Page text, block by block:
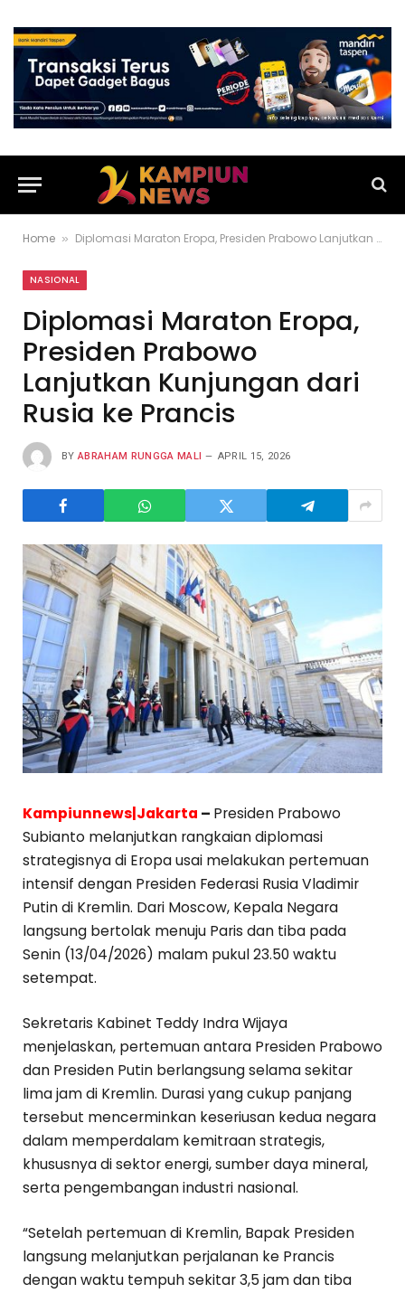
Home » Diplomasi Maraton Eropa, Presiden Prabowo Lanjutkan Kunjungan dari Rusia ke Prancis
NASIONAL
Diplomasi Maraton Eropa,
Presiden Prabowo
Lanjutkan Kunjungan dari
Rusia ke Prancis
BY ABRAHAM RUNGGA MALI APRIL 15, 2026
Kampiunnews|Jakarta – Presiden Prabowo
Subianto melanjutkan rangkaian diplomasi
strategisnya di Eropa usai melakukan pertemuan
intensif dengan Presiden Federasi Rusia Vladimir
Putin di Kremlin. Dari Moscow, Kepala Negara
langsung bertolak menuju Paris dan tiba pada
Senin (13/04/2026) malam pukul 23.50 waktu
setempat.
Sekretaris Kabinet Teddy Indra Wijaya
menjelaskan, pertemuan antara Presiden Prabowo
dan Presiden Putin berlangsung selama sekitar
lima jam di Kremlin. Durasi yang cukup panjang
tersebut mencerminkan keseriusan kedua negara
dalam memperdalam kemitraan strategis,
khususnya di sektor energi, sumber daya mineral,
serta pengembangan industri nasional.
“Setelah pertemuan di Kremlin, Bapak Presiden
langsung melanjutkan perjalanan ke Prancis
dengan waktu tempuh sekitar 3,5 jam dan tiba